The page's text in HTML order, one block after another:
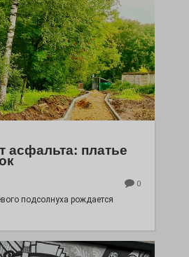
асфальта: платье
0
подсолнуха рождается